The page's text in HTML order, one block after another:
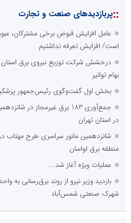
::پربازدیدهای صنعت و تجارت
عامل افزایش قبوض برخی مشترکان،
است/ افزایش تعرفه نداشتیم
درخشش شرکت توزیع نیروی برق استان
بهام توانیر
بخش اول گفت‌وگوی رئیس‌جمهور
جمع‌آوری 183 برق غیرمجاز در
در استان تهران
شانزدهمین مانور سراسری طرح مهتاب در
منطقه برق لواسان
عملیات ویژه آغاز شد...
بازدید وزیر نیرو از روند برق‌رسانی به
شهرک صنعتی شمس‌آباد